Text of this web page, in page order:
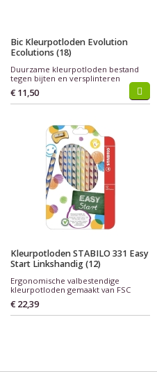
Bic Kleurpotloden Evolution
Ecolutions (18)
Duurzame kleurpotloden bestand
tegen bijten en versplinteren
€ 11,50
Kleurpotloden STABILO 331 Easy
Start Linkshandig (12)
Ergonomische valbestendige
kleurpotloden gemaakt van FSC
€ 22,39